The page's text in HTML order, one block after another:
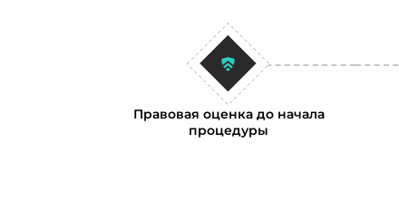
Правовая оценка до начала
процедуры